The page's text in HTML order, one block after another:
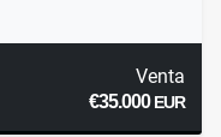
Venta
€35.000EUR